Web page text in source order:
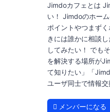
Jimdoカフェとは
い！ Jimdoのホー
ポイントやつまず
きには誰かに相談
してみたい！ でも
を解決する場所が
て知りたい」「
ユーザ同士で情報交
メンバーになる